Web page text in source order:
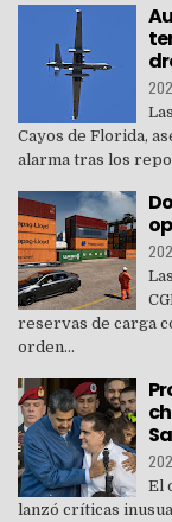
Cayos de Florida,
alarma tras los
reservas de carga
orden...
El
lanzó críticas